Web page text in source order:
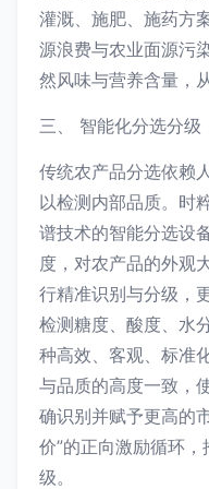
灌溉、施肥、施药方
源浪费与农业面源污
然风味与营养含量，
三、 智能化分选分级
传统农产品分选依赖
以检测内部品质。时
谱技术的智能分选设
度，对农产品的外观
行精准识别与分级，
检测糖度、酸度、水
种高效、客观、标准
与品质的高度一致，
确识别并赋予更高的
价”的正向激励循环
级。